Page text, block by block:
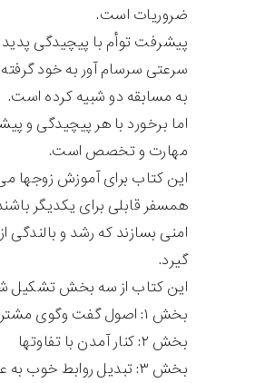
ضروریات است.
پیشرفت توأم با پیچیدگی
سرعتی سرسام آور به خود
به مسابقه دو شبیه کرده است.
اما برخورد با هر پیچیدگی و
مهارت و تخصص است.
این کتاب برای آموزش زوجها
همسفر قابلی برای یکدیگر
امنی بسازند که رشد و
گیرد.
این کتاب از سه بخش تشکیل
بخش ۱: اصول گفت وگوی مشترک
بخش ۲: کنار آمدن با تفاوتها
بخش ۳: تبدیل روابط خوب به عالی